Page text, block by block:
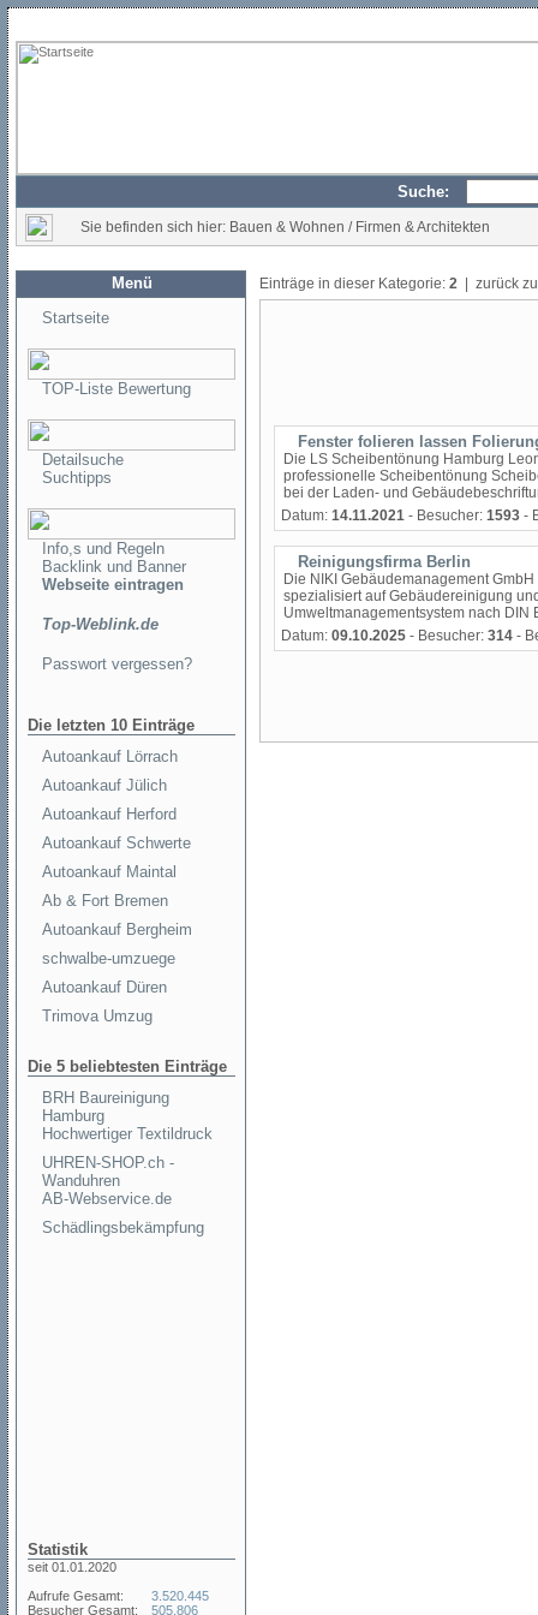
Suche:
Sie befinden sich hier: Bauen & Wohnen / Firmen & Architekten
Menü
Startseite
TOP-Liste Bewertung
Detailsuche
Suchtipps
Info,s und Regeln
Backlink und Banner
Webseite eintragen
Top-Weblink.de
Passwort vergessen?
Die letzten 10 Einträge
Autoankauf Lörrach
Autoankauf Jülich
Autoankauf Herford
Autoankauf Schwerte
Autoankauf Maintal
Ab & Fort Bremen
Autoankauf Bergheim
schwalbe-umzuege
Autoankauf Düren
Trimova Umzug
Die 5 beliebtesten Einträge
BRH Baureinigung
Hamburg
Hochwertiger Textildruck
UHREN-SHOP.ch -
Wanduhren
AB-Webservice.de
Schädlingsbekämpfung
Statistik
seit 01.01.2020
Aufrufe Gesamt:
Besucher Gesamt:
3.520.445
505.806
Einträge in dieser Kategorie: 2 | zurück
Fenster folieren lassen
Die LS Scheibentönung Hamburg
professionelle Scheibentönung
bei der Laden- und
Datum: 14.11.2021 - Besucher: 1593 -
Reinigungsfirma Berlin
Die NIKI Gebäudemanagement
spezialisiert auf Gebäudereinigung
Umweltmanagementsystem nach DIN
Datum: 09.10.2025 - Besucher: 314 -